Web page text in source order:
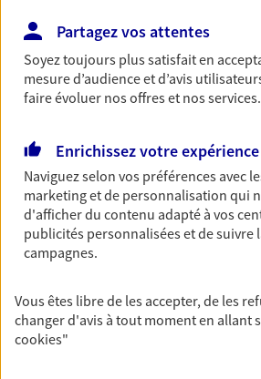
bâtissons ensemble des solutions
protéger votre activité, vos
vous-même et votre famille.
Achat immobilier, installation,
Autant de moments de vie qui
d'assurance et d'épargne. Recevez
cohérent avec vos besoins
Vous aider à
épargne
Partagez vos attentes
Soyez toujours plus satisfait en
mesure d’audience et d’avis
faire évoluer nos offres et nos services.
Enrichissez votre expérience
Naviguez selon vos préférences avec
marketing et de personnalisation qui
d'afficher du contenu adapté à vos
publicités personnalisées et de suivre
campagnes.
Vous êtes libre de les accepter, de les
changer d'avis à tout moment en allant
cookies"